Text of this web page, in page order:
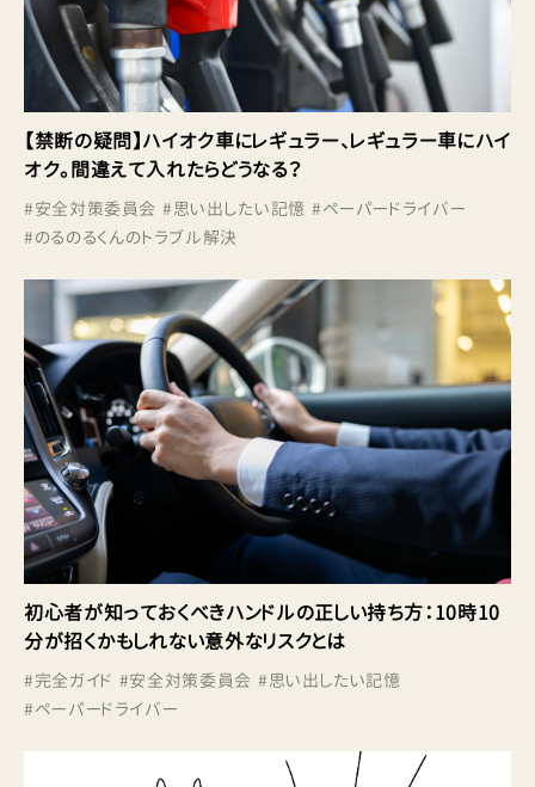
【禁断の疑問】ハイオク車にレギュラー、レギュラー車にハイ
オク。間違えて入れたらどうなる？
#安全対策委員会 #思い出したい記憶 #ペーパードライバー
#のるのるくんのトラブル解決
初心者が知っておくべきハンドルの正しい持ち方：10時10
分が招くかもしれない意外なリスクとは
#完全ガイド #安全対策委員会 #思い出したい記憶
#ペーパードライバー